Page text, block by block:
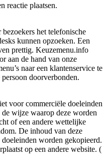
reactie plaatsen.
het telefonische
kunnen opzoeken. Een
prettig. Keuzemenu.info
aan de hand van onze
naar een klantenservice te
doorverbonden.
voor commerciële doeleinden
wijze waarop deze worden
of een andere wettelijke
De inhoud van deze
worden gekopieerd.
op een andere website. (